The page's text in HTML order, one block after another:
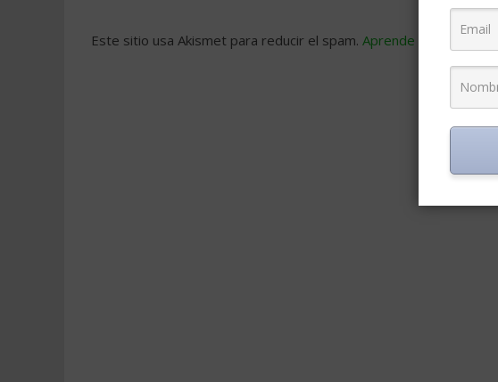
Este sitio usa Akismet para reducir el spam. Aprende cómo se